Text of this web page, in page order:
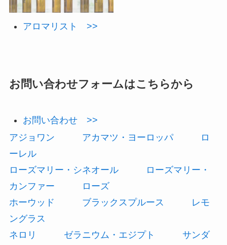
アロマリスト >>
お問い合わせフォームはこちらから
お問い合わせ >>
アジョワン
アカマツ・ヨーロッパ
ロ
ーレル
ローズマリー・シネオール
ローズマリー・
カンファー
ローズ
ホーウッド
ブラックスプルース
レモ
ングラス
ネロリ
ゼラニウム・エジプト
サンダ